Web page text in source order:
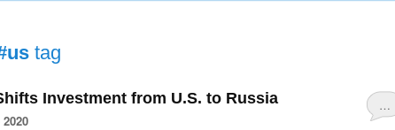
tag
…
Investment from U.S. to Russia